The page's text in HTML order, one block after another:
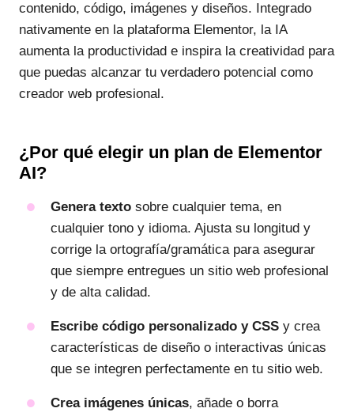
contenido, código, imágenes y diseños. Integrado
nativamente en la plataforma Elementor, la IA
aumenta la productividad e inspira la creatividad para
que puedas alcanzar tu verdadero potencial como
creador web profesional.
¿Por qué elegir un plan de Elementor
AI?
Genera texto sobre cualquier tema, en
cualquier tono y idioma. Ajusta su longitud y
corrige la ortografía/gramática para asegurar
que siempre entregues un sitio web profesional
y de alta calidad.
Escribe código personalizado y CSS y crea
características de diseño o interactivas únicas
que se integren perfectamente en tu sitio web.
Crea imágenes únicas, añade o borra